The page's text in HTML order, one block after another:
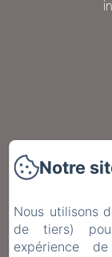
Notre
Nous utilisons
de tiers)
expérience